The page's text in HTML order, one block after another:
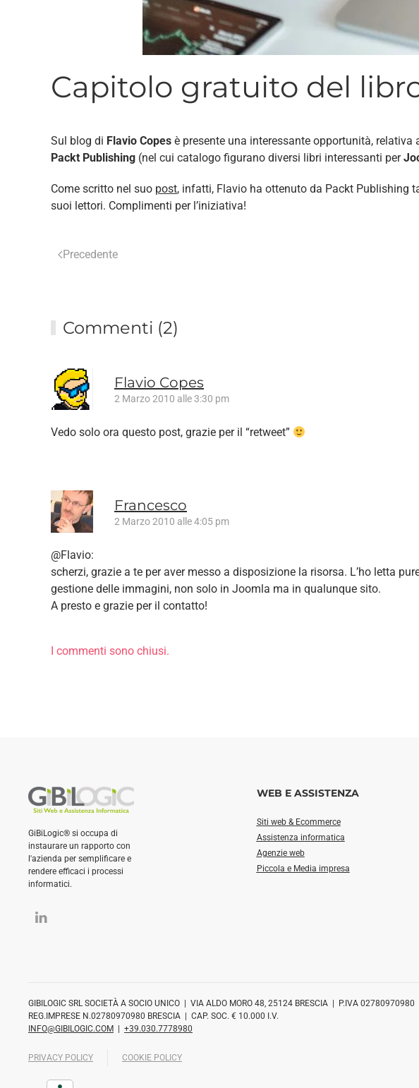
Capitolo gratuito del
Sul blog di Flavio Copes è presente una interessante opportunità,
Packt Publishing (nel cui catalogo figurano diversi libri interessanti per
Come scritto nel suo post, infatti, Flavio ha ottenuto da Packt Publishing
suoi lettori. Complimenti per l’iniziativa!
Precedente
Commenti (2)
Flavio Copes
2 Marzo 2010 alle 3:30 pm
Vedo solo ora questo post, grazie per il “retweet”
Francesco
2 Marzo 2010 alle 4:05 pm
@Flavio:
scherzi, grazie a te per aver messo a disposizione la risorsa. L’ho letta
gestione delle immagini, non solo in Joomla ma in qualunque sito.
A presto e grazie per il contatto!
I commenti sono chiusi.
GiBiLogic® si occupa di
instaurare un rapporto con
l'azienda per semplificare e
rendere efficaci i processi
informatici.
WEB E ASSISTENZA
Siti web & Ecommerce
Assistenza informatica
Agenzie web
Piccola e Media impresa
GIBILOGIC SRL SOCIETÀ A SOCIO UNICO | VIA ALDO MORO 48, 25124 BRESCIA | P.IVA 02780970980
REG.IMPRESE N.02780970980 BRESCIA | CAP. SOC. € 10.000 I.V.
INFO@GIBILOGIC.COM
+39.030.7778980
PRIVACY POLICY COOKIE POLICY